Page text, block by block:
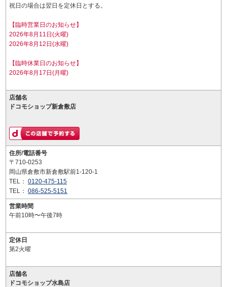
祝日の場合は翌日を定休日とする。
【臨時営業日のお知らせ】
2026年8月11日(火曜)
2026年8月12日(水曜)
【臨時休業日のお知らせ】
2026年8月17日(月曜)
店舗名
ドコモショップ新倉敷店
住所/電話番号
〒710-0253
岡山県倉敷市新倉敷駅前1-120-1
TEL： 0120-475-115
TEL： 086-525-5151
営業時間
午前10時〜午後7時
定休日
第2火曜
店舗名
ドコモショップ水島店